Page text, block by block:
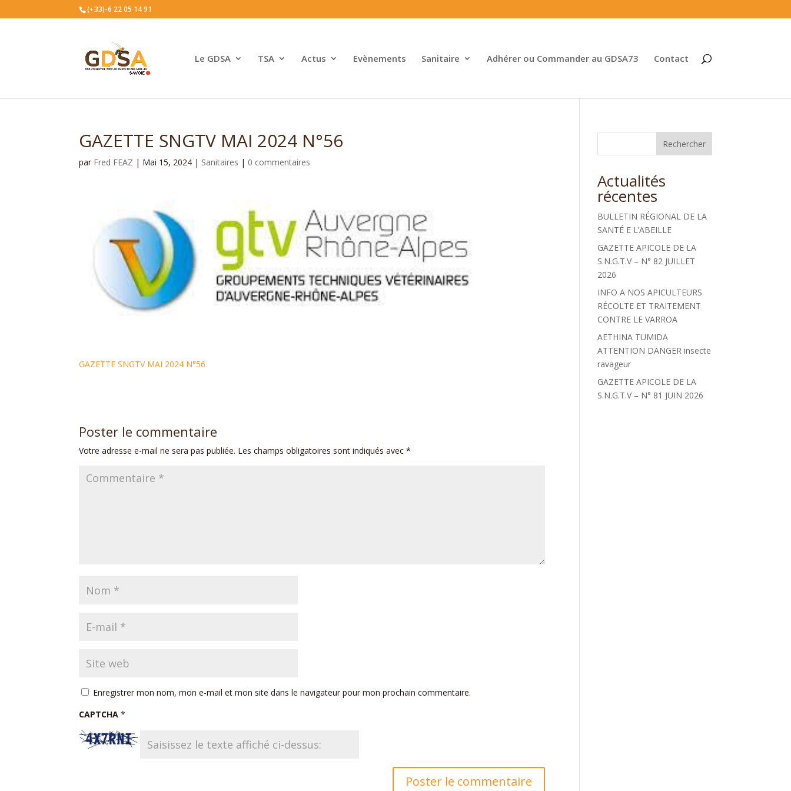
(+33)-6 22 05 14 91
Le GDSA TSA Actus Evènements Sanitaire Adhérer ou Commander au GDSA73 Contact
GAZETTE SNGTV MAI 2024 N°56
par Fred FEAZ | Mai 15, 2024 | Sanitaires | 0 commentaires
GAZETTE SNGTV MAI 2024 N°56
Poster le commentaire
Votre adresse e-mail ne sera pas publiée. Les champs obligatoires sont indiqués avec*
Enregistrer mon nom, mon e-mail et mon site dans le navigateur pour mon prochain commentaire.
CAPTCHA*
Rechercher
Actualités
récentes
BULLETIN RÉGIONAL DE LA
SANTÉ E L’ABEILLE
GAZETTE APICOLE DE LA
S.N.G.T.V – N° 82 JUILLET
2026
INFO A NOS APICULTEURS
RÉCOLTE ET TRAITEMENT
CONTRE LE VARROA
AETHINA TUMIDA
ATTENTION DANGER insecte
ravageur
GAZETTE APICOLE DE LA
S.N.G.T.V – N° 81 JUIN 2026